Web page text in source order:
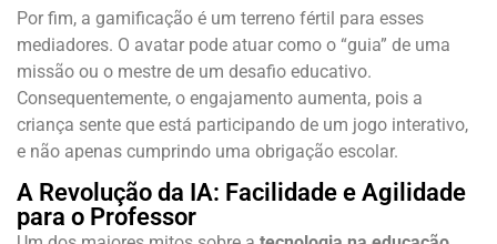
Por fim, a gamificação é um terreno fértil para esses
mediadores. O avatar pode atuar como o “guia” de uma
missão ou o mestre de um desafio educativo.
Consequentemente, o engajamento aumenta, pois a
criança sente que está participando de um jogo interativo,
e não apenas cumprindo uma obrigação escolar.
A Revolução da IA: Facilidade e Agilidade
para o Professor